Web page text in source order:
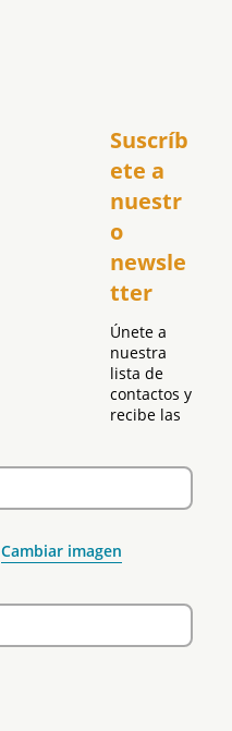
Suscríb
ete a
nuestr
o
newsle
tter
Únete a
nuestra
lista de
contactos y
recibe las
Cambiar imagen